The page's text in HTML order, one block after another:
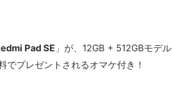
Pad SE 」が、12GB + 512GBモデル
でプレゼントされるオマケ付き！